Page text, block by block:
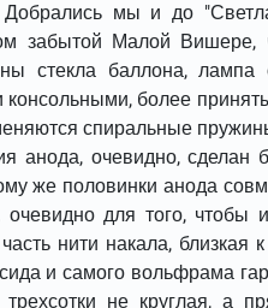
мы и до
забытой Малой Вишере,
стекла баллона, лампа
более
спиральные
анода, очевидно, сделан
же половинки анода
очевидно для того,
нити накала, близкая
и самого вольфрама
не круглая, а